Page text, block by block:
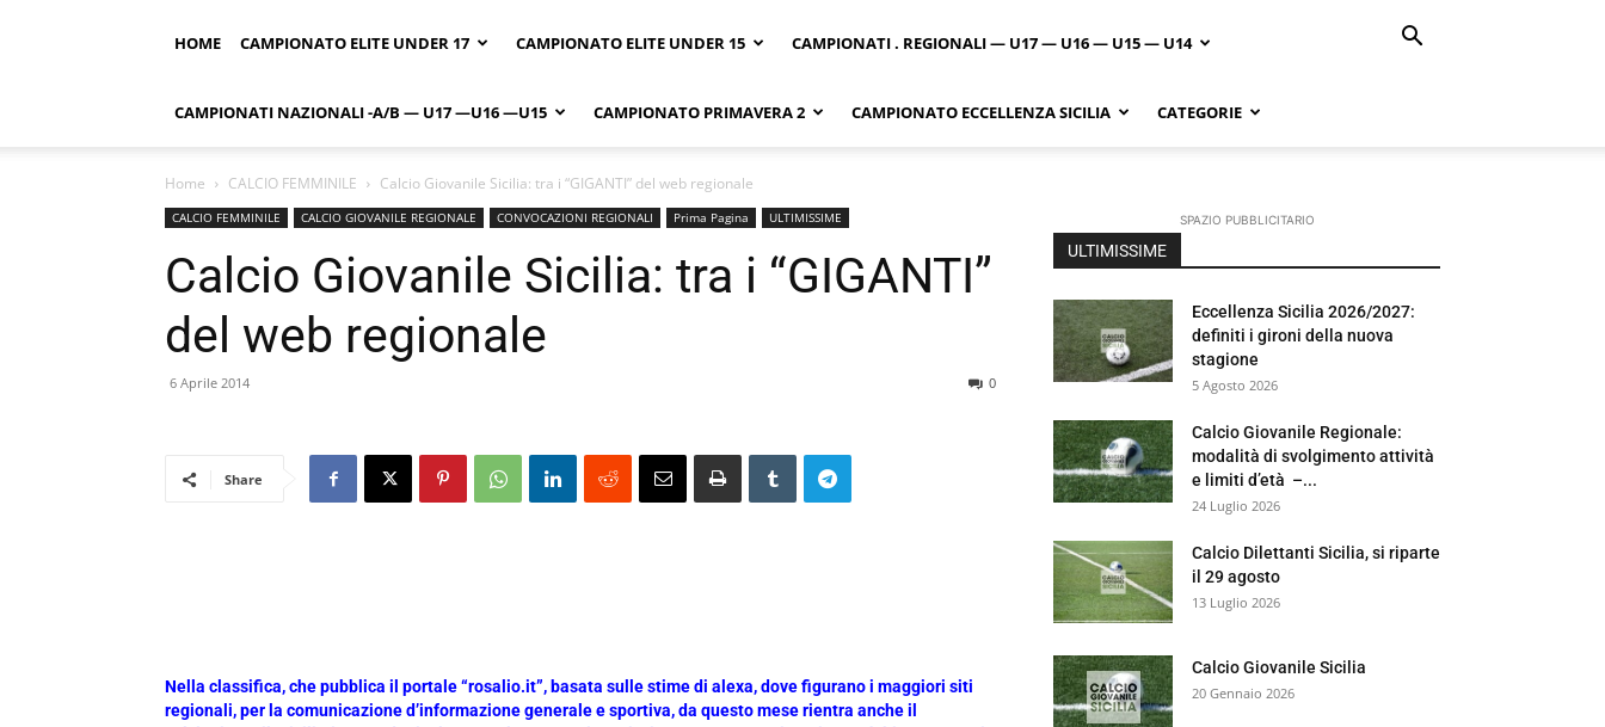
HOME CAMPIONATO ELITE UNDER 17 CAMPIONATO ELITE UNDER 15 CAMPIONATI . REGIONALI — U17 — U16 — U15 — U14
CAMPIONATI NAZIONALI -A/B — U17 —U16 —U15 CAMPIONATO PRIMAVERA 2 CAMPIONATO ECCELLENZA SICILIA CATEGORIE
Home CALCIO FEMMINILE Calcio Giovanile Sicilia: tra i “GIGANTI” del web regionale
CALCIO FEMMINILE CALCIO GIOVANILE REGIONALE CONVOCAZIONI REGIONALI Prima Pagina ULTIMISSIME
Calcio Giovanile Sicilia: tra i “GIGANTI”
del web regionale
6 Aprile 2014 0
Share
Nella classifica, che pubblica il portale “rosalio.it”, basata sulle stime di alexa, dove figurano i maggiori siti
regionali, per la comunicazione d’informazione generale e sportiva, da questo mese rientra anche il
SPAZIO PUBBLICITARIO
ULTIMISSIME
Eccellenza Sicilia 2026/2027:
definiti i gironi della nuova
stagione
5 Agosto 2026
Calcio Giovanile Regionale:
modalità di svolgimento attività
e limiti d’età –...
24 Luglio 2026
Calcio Dilettanti Sicilia, si riparte
il 29 agosto
13 Luglio 2026
Calcio Giovanile Sicilia
20 Gennaio 2026